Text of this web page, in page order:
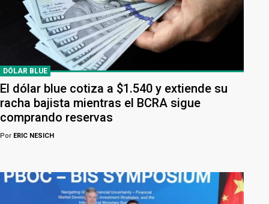
DÓLAR BLUE
El dólar blue cotiza a $1.540 y extiende su
racha bajista mientras el BCRA sigue
comprando reservas
Por ERIC NESICH